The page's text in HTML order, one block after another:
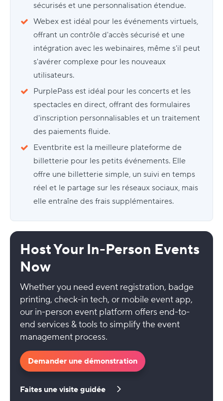
sécurisés et une personnalisation étendue.
Webex est idéal pour les événements virtuels,
offrant un contrôle d'accès sécurisé et une
intégration avec les webinaires, même s'il peut
s'avérer complexe pour les nouveaux
utilisateurs.
PurplePass est idéal pour les concerts et les
spectacles en direct, offrant des formulaires
d'inscription personnalisables et un traitement
des paiements fluide.
Eventbrite est la meilleure plateforme de
billetterie pour les petits événements. Elle
offre une billetterie simple, un suivi en temps
réel et le partage sur les réseaux sociaux, mais
elle entraîne des frais supplémentaires.
Host Your In-Person Events
Now
Whether you need event registration, badge
printing, check-in tech, or mobile event app,
our in-person event platform offers end-to-
end services & tools to simplify the event
management process.
Demander une démonstration
Faites une visite guidée